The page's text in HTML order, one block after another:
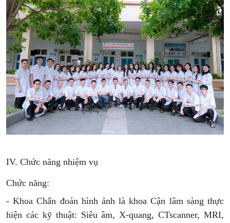
IV. Chức năng nhiệm vụ
Chức năng:
- Khoa Chẩn đoán hình ảnh là khoa Cận lâm sàng thực
hiện các kỹ thuật: Siêu âm, X-quang, CTscanner, MRI,